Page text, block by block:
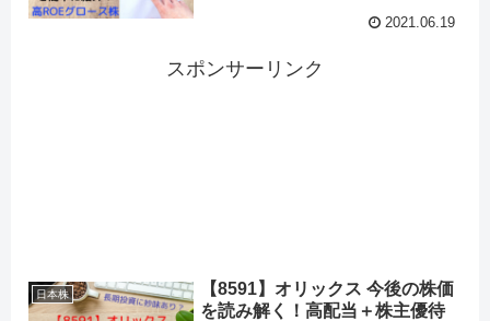
2021.06.19
スポンサーリンク
日本株
【8591】オリックス 今後の株価
を読み解く！高配当＋株主優待